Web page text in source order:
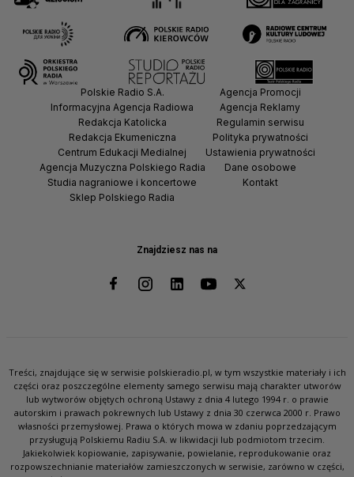
Znajdziesz nas na
Polskie Radio S.A.
Informacyjna Agencja Radiowa
Redakcja Katolicka
Redakcja Ekumeniczna
Centrum Edukacji Medialnej
Agencja Muzyczna Polskiego Radia
Studia nagraniowe i koncertowe
Sklep Polskiego Radia
Agencja Promocji
Agencja Reklamy
Regulamin serwisu
Polityka prywatności
Ustawienia prywatności
Dane osobowe
Kontakt
Treści, znajdujące się w serwisie polskieradio.pl, w tym wszystkie materiały i ich
części oraz poszczególne elementy samego serwisu mają charakter utworów
lub wytworów objętych ochroną Ustawy z dnia 4 lutego 1994 r. o prawie
autorskim i prawach pokrewnych lub Ustawy z dnia 30 czerwca 2000 r. Prawo
własności przemysłowej. Prawa o których mowa w zdaniu poprzedzającym
przysługują Polskiemu Radiu S.A. w likwidacji lub podmiotom trzecim.
Jakiekolwiek kopiowanie, zapisywanie, powielanie, reprodukowanie oraz
rozpowszechnianie materiałów zamieszczonych w serwisie, zarówno w części,